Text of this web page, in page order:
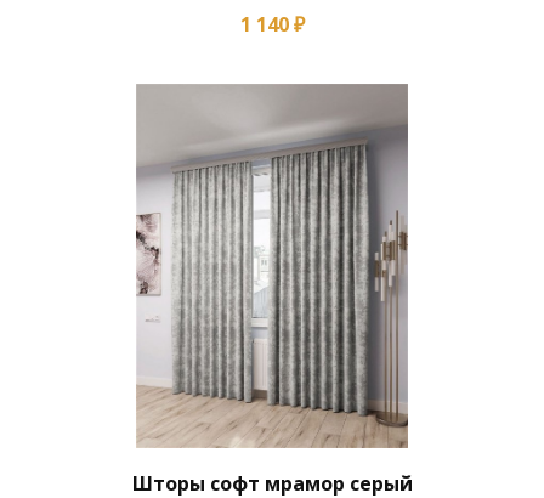
1 140 ₽
Шторы софт мрамор серый